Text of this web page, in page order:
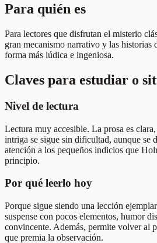
Para quién es
Para lectores que disfrutan el misterio
gran mecanismo narrativo y las historias
forma más lúdica e ingeniosa.
Claves para estudiar o
Nivel de lectura
Lectura muy accesible. La prosa es
intriga se sigue sin dificultad, aunque se
atención a los pequeños indicios que
principio.
Por qué leerlo hoy
Porque sigue siendo una lección
suspense con pocos elementos, humor
convincente. Además, permite volver al
que premia la observación.